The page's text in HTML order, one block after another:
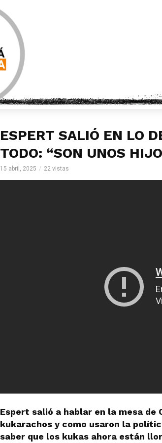
ESPERT SALIÓ EN LO
TODO: “SON UNOS
15 abril, 2025 22 vistas
Espert salió a hablar en la mesa
kukarachos y como usaron la
saber que los kukas ahora están